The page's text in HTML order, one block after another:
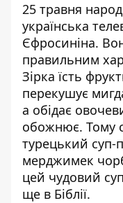
25 травня
українська
Єфросиніна.
правильним
Зірка їсть
перекушує
а обідає
обожнює. Тому
турецький суп-
мерджимек
цей чудовий суп
ще в Біблії.